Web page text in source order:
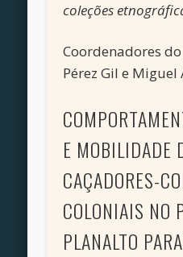
coleções
Coordenadores
Pérez Gil e Miguel
E MOBILIDADE
CAÇADORES-
COLONIAIS NO
PLANALTO